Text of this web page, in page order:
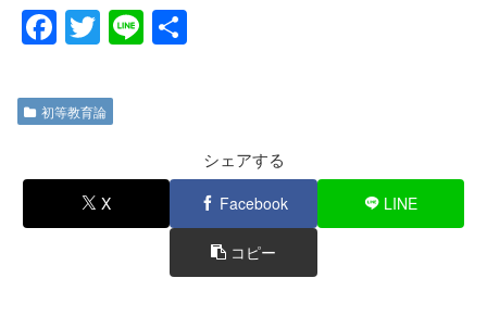
F
c
e
b
o
T
tt
er
Li
初等教育論
シェアする
X Facebook LINE
コピー